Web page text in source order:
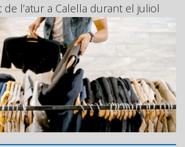
l’atur a Calella durant el juliol